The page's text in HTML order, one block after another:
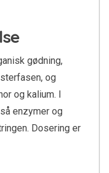
gødning,
og
og kalium. I
enzymer og
Dosering er